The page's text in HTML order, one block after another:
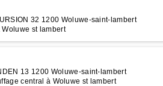
32 1200 Woluwe-saint-lambert
st lambert
13 1200 Woluwe-saint-lambert
central à Woluwe st lambert